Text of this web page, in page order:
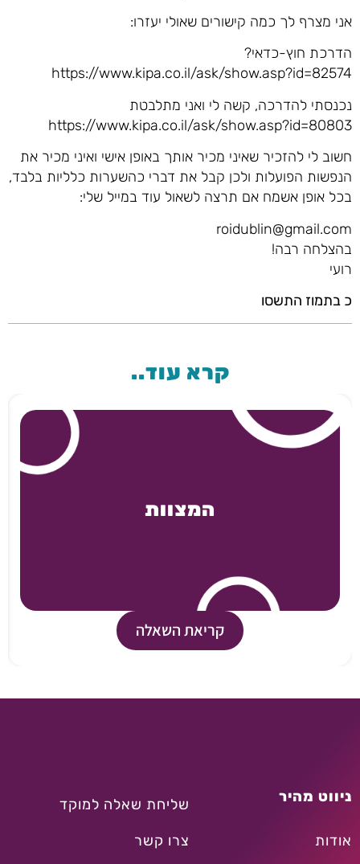
אני מצרף לך כמה קישורים שאולי יעזרו:
הדרכת חוץ-כדאי?
https://www.kipa.co.il/ask/show.asp?id=82574
נכנסתי להדרכה, קשה לי ואני מתלבטת
https://www.kipa.co.il/ask/show.asp?id=80803
חשוב לי להזכיר שאיני מכיר אותך באופן אישי ואיני מכיר את
הנפשות הפועלות ולכן קבל את דברי כהשערות כלליות בלבד,
בכל אופן אשמח אם תרצה לשאול עוד במייל שלי:
roidublin@gmail.com
בהצלחה רבה!
רועי
כ בתמוז התשסו
קרא עוד..
המצוות
קריאת השאלה
ניווט מהיר
אודות
שליחת שאלה למוקד
צרו קשר